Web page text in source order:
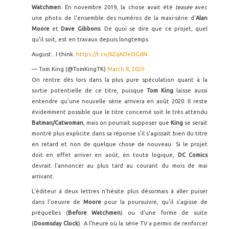
Watchmen . En novembre 2019, la chose avait été teasée avec
une photo de l'ensemble des numéros de la maxi-série d'Alan
Moore et Dave Gibbons. De quoi se dire que ce projet, quel
qu'il soit, est en travaux depuis longtemps.
August...I think. https://t.co/6ZqAOeOGdN
— Tom King (@TomKingTK) March 8, 2020
On rentre dès lors dans la plus pure spéculation quant à la
sortie potentielle de ce titre, puisque Tom King laisse aussi
entendre qu'une nouvelle série arrivera en août 2020. Il reste
évidemment possible que le titre concerné soit le très attendu
Batman/Catwoman , mais on pourrait supposer que King se serait
montré plus explicite dans sa réponse s'il s'agissait bien du titre
en retard et non de quelque chose de nouveau. Si le projet
doit en effet arriver en août, en toute logique,
DC Comics
devrait l'annoncer au plus tard au courant du mois de mai
arrivant.
L'éditeur à deux lettres n'hésite plus désormais à aller puiser
dans l'oeuvre de Moore pour la poursuivre, qu'il s'agisse de
préquelles (Before Watchmen) ou d'une forme de suite
(Doomsday Clock). A l'heure où la série TV a permis de renforcer